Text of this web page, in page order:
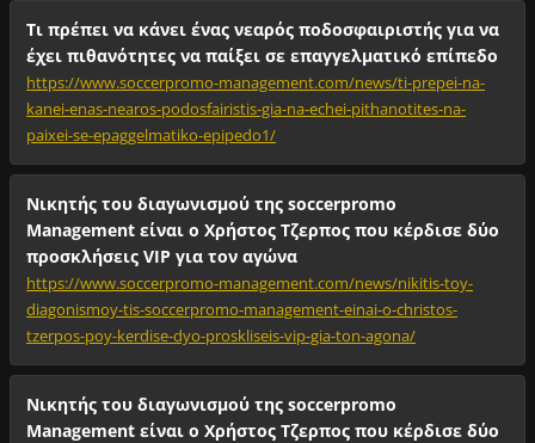
Τι πρέπει να κάνει ένας νεαρός ποδοσφαιριστής για να
έχει πιθανότητες να παίξει σε επαγγελματικό επίπεδο
https://www.soccerpromo-management.com/news/ti-prepei-na-
kanei-enas-nearos-podosfairistis-gia-na-echei-pithanotites-na-
paixei-se-epaggelmatiko-epipedo1/
Νικητής του διαγωνισμού της soccerpromo
Management είναι ο Χρήστος Τζερπος που κέρδισε δύο
προσκλήσεις VIP για τον αγώνα
https://www.soccerpromo-management.com/news/nikitis-toy-
diagonismoy-tis-soccerpromo-management-einai-o-christos-
tzerpos-poy-kerdise-dyo-proskliseis-vip-gia-ton-agona/
Νικητής του διαγωνισμού της soccerpromo
Management είναι ο Χρήστος Τζερπος που κέρδισε δύο